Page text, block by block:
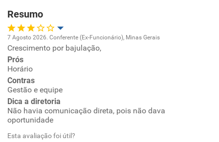
Recomenda esta empresa
Recomenda a diretoria
Resumo
Oportunidade de promoção
Ambiente de trabalho
Conciliação com a vida familiar
Benefícios
7 Agosto 2026. Conferente (Ex-Funcionário), Minas Gerais
Crescimento por bajulação,
Prós
Horário
Contras
Gestão e equipe
Dica a diretoria
Não havia comunicação direta, pois não dava
oportunidade
Esta avaliação foi útil?